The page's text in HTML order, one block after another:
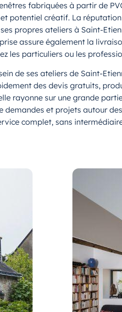
fabriquées à partir de
potentiel créatif. La
propres ateliers à Saint-
assure également la
les particuliers ou les
de ses ateliers de Saint-
des devis gratuits,
rayonne sur une grande
et projets autour
complet, sans